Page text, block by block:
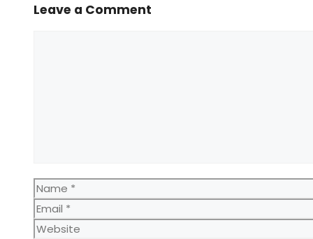
Leave a Comment
Name
Email
Website